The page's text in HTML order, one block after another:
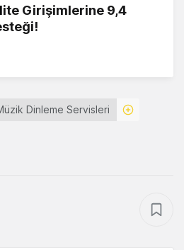
Girişimlerine 9,4
Dinleme Servisleri